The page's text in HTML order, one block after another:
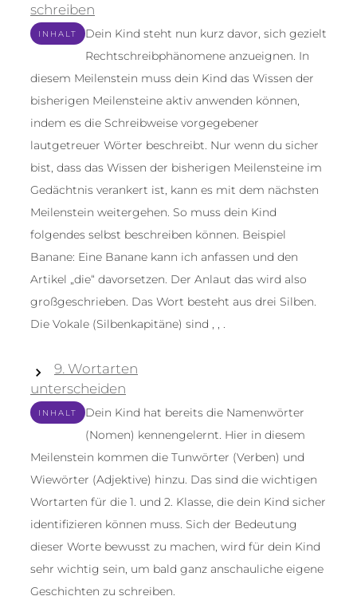
schreiben
INHALT
Dein Kind steht nun kurz davor, sich gezielt
Rechtschreibphänomene anzueignen. In
diesem Meilenstein muss dein Kind das Wissen der
bisherigen Meilensteine aktiv anwenden können,
indem es die Schreibweise vorgegebener
lautgetreuer Wörter beschreibt. Nur wenn du sicher
bist, dass das Wissen der bisherigen Meilensteine im
Gedächtnis verankert ist, kann es mit dem nächsten
Meilenstein weitergehen. So muss dein Kind
folgendes selbst beschreiben können. Beispiel
Banane: Eine Banane kann ich anfassen und den
Artikel „die“ davorsetzen. Der Anlaut das wird also
großgeschrieben. Das Wort besteht aus drei Silben.
Die Vokale (Silbenkapitäne) sind , , .
9. Wortarten
unterscheiden
INHALT
Dein Kind hat bereits die Namenwörter
(Nomen) kennengelernt. Hier in diesem
Meilenstein kommen die Tunwörter (Verben) und
Wiewörter (Adjektive) hinzu. Das sind die wichtigen
Wortarten für die 1. und 2. Klasse, die dein Kind sicher
identifizieren können muss. Sich der Bedeutung
dieser Worte bewusst zu machen, wird für dein Kind
sehr wichtig sein, um bald ganz anschauliche eigene
Geschichten zu schreiben.